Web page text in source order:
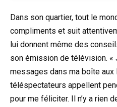
Dans son quartier, tout le
compliments et suit
lui donnent même des
son émission de télévision. «
messages dans ma boîte
téléspectateurs appellent
pour me féliciter. Il n’y a rien